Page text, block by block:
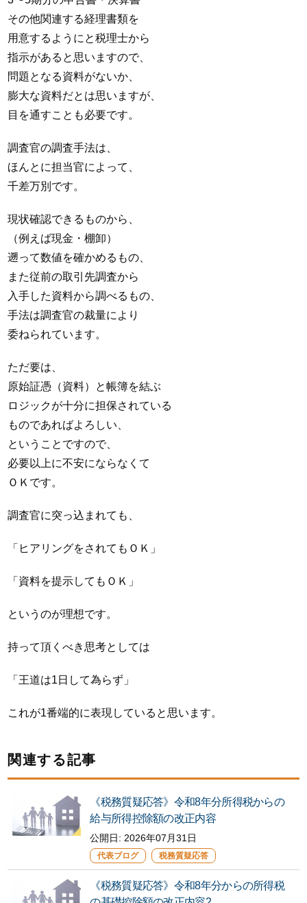
その他関連する経理書類を
用意するようにと税理士から
指示があると思いますので、
問題となる資料がないか、
膨大な資料だとは思いますが、
目を通すことも必要です。
調査官の調査手法は、
ほんとに担当官によって、
千差万別です。
現状確認できるものから、
（例えば現金・棚卸）
遡って数値を確かめるもの、
また従前の取引先調査から
入手した資料から調べるもの、
手法は調査官の裁量により
委ねられています。
ただ要は、
原始証憑（資料）と帳簿を結ぶ
ロジックが十分に担保されている
ものであればよろしい、
ということですので、
必要以上に不安にならなくて
ＯＫです。
調査官に突っ込まれても、
「ヒアリングをされてもＯＫ」
「資料を提示してもＯＫ」
というのが理想です。
持って頂くべき思考としては
「王道は1日して為らず」
これが1番端的に表現していると思います。
関連する記事
《税務質疑応答》令和8年分所得税からの
給与所得控除額の改正内容
公開日: 2026年07月31日
代表ブログ 税務質疑応答
《税務質疑応答》令和8年分からの所得税